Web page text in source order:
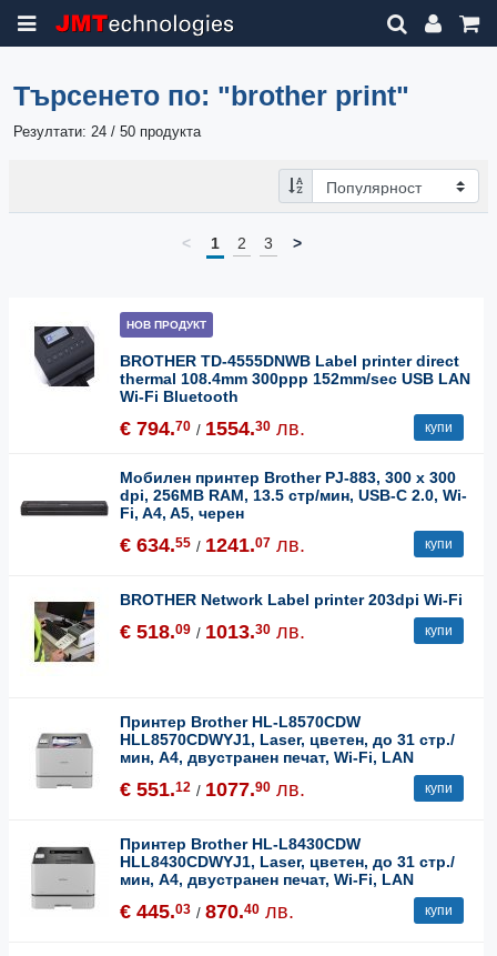
Търсенето по: "brother print"
Резултати: 24 / 50 продукта
< 1 2 3 >
НОВ ПРОДУКТ
BROTHER TD-4555DNWB Label printer direct
thermal 108.4mm 300ppp 152mm/sec USB LAN
Wi-Fi Bluetooth
€ 794.70 / 1554.30 лв. купи
Мобилен принтер Brother PJ-883, 300 x 300
dpi, 256MB RAM, 13.5 стр/мин, USB-C 2.0, Wi-
Fi, A4, A5, черен
€ 634.55 / 1241.07 лв. купи
BROTHER Network Label printer 203dpi Wi-Fi
€ 518.09 / 1013.30 лв. купи
Принтер Brother HL-L8570CDW
HLL8570CDWYJ1, Laser, цветен, до 31 стр./
мин, A4, двустранен печат, Wi-Fi, LAN
€ 551.12 / 1077.90 лв. купи
Принтер Brother HL-L8430CDW
HLL8430CDWYJ1, Laser, цветен, до 31 стр./
мин, A4, двустранен печат, Wi-Fi, LAN
€ 445.03 / 870.40 лв. купи